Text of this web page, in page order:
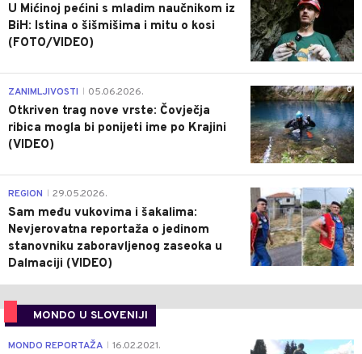
U Mićinoj pećini s mladim naučnikom iz
BiH: Istina o šišmišima i mitu o kosi
(FOTO/VIDEO)
0
ZANIMLJIVOSTI 05.06.2026.
Otkriven trag nove vrste: Čovječja
ribica mogla bi ponijeti ime po Krajini
(VIDEO)
0
REGION 29.05.2026.
Sam među vukovima i šakalima:
Nevjerovatna reportaža o jedinom
stanovniku zaboravljenog zaseoka u
Dalmaciji (VIDEO)
MONDO U SLOVENIJI
4
MONDO REPORTAŽA 16.02.2021.